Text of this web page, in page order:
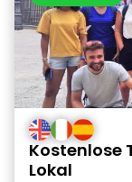
Kostenlose
Lokal